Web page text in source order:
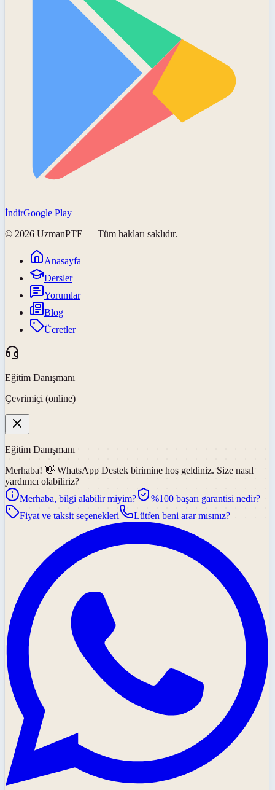
İndirGoogle Play
© 2026 UzmanPTE — Tüm hakları saklıdır.
Anasayfa
Dersler
Yorumlar
Blog
Ücretler
Eğitim Danışmanı
Çevrimiçi (online)
Eğitim Danışmanı
Merhaba! 👋 WhatsApp Destek birimine hoş geldiniz. Size nasıl
yardımcı olabiliriz?
Merhaba, bilgi alabilir miyim?
%100 başarı garantisi nedir?
Fiyat ve taksit seçenekleri
Lütfen beni arar mısınız?